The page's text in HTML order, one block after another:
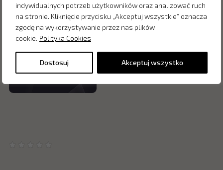
indywidualnych potrzeb użytkowników oraz analizować ruch
na stronie. Kliknięcie przycisku „Akceptuj wszystkie” oznacza
zgodę na wykorzystywanie przez nas plików
cookie. Polityka Cookies
Dostosuj Akceptuj wszystko